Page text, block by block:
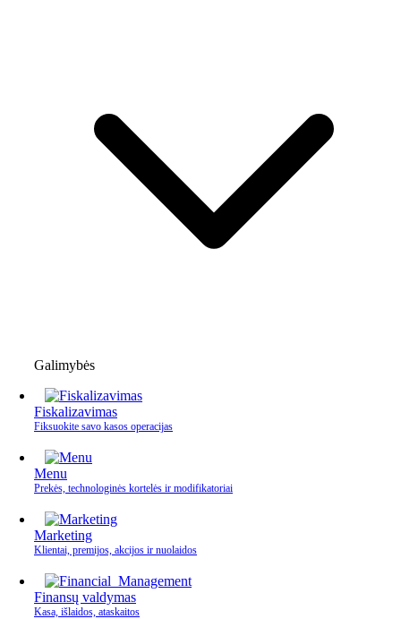
Galimybės
Fiskalizavimas
Fiksuokite savo kasos operacijas
Menu
Prekės, technologinės kortelės ir modifikatoriai
Marketing
Klientai, premijos, akcijos ir nuolaidos
Finansų valdymas
Kasa, išlaidos, ataskaitos